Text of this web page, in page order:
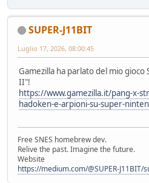
SUPER-J11BIT
Luglio 17, 2026, 08:00:45
Gamezilla ha parlato del mio gioco
II"!
https://www.gamezilla.it/pang-x-
hadoken-e-arpioni-su-super-
Free SNES homebrew dev.
Relive the past. Imagine the future.
Website
https://medium.com/@SUPER-